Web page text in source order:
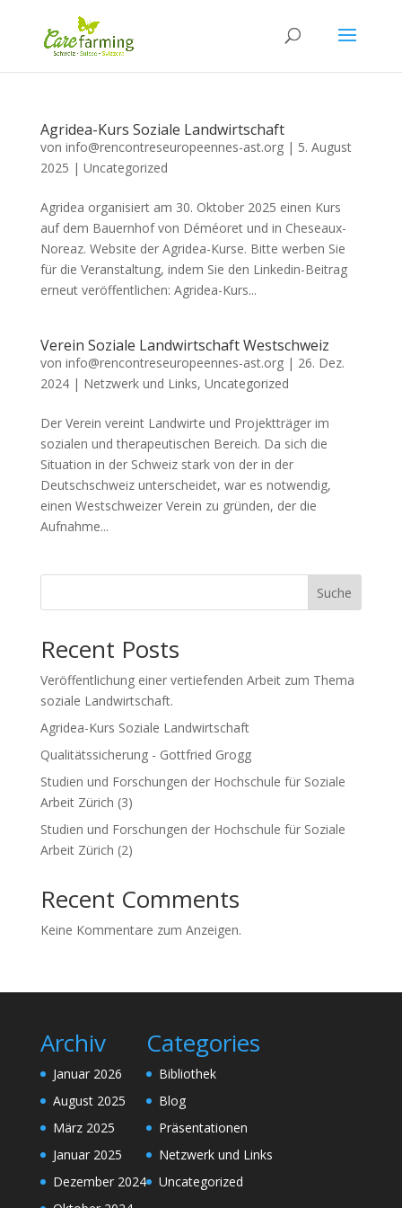
Agridea-Kurs Soziale Landwirtschaft
von info@rencontreseuropeennes-ast.org| 5. August
2025 | Uncategorized
Agridea organisiert am 30. Oktober 2025 einen Kurs
auf dem Bauernhof von Déméoret und in Cheseaux-
Noreaz. Website der Agridea-Kurse. Bitte werben Sie
für die Veranstaltung, indem Sie den Linkedin-Beitrag
erneut veröffentlichen: Agridea-Kurs...
Verein Soziale Landwirtschaft Westschweiz
von info@rencontreseuropeennes-ast.org| 26. Dez.
2024| Netzwerk und Links, Uncategorized
Der Verein vereint Landwirte und Projektträger im
sozialen und therapeutischen Bereich. Da sich die
Situation in der Schweiz stark von der in der
Deutschschweiz unterscheidet, war es notwendig,
einen Westschweizer Verein zu gründen, der die
Aufnahme...
Suche
Recent Posts
Veröffentlichung einer vertiefenden Arbeit zum Thema
soziale Landwirtschaft.
Agridea-Kurs Soziale Landwirtschaft
Qualitätssicherung - Gottfried Grogg
Studien und Forschungen der Hochschule für Soziale
Arbeit Zürich (3)
Studien und Forschungen der Hochschule für Soziale
Arbeit Zürich (2)
Recent Comments
Keine Kommentare zum Anzeigen.
Archiv
Januar 2026
August 2025
März 2025
Januar 2025
Dezember 2024
Categories
Bibliothek
Blog
Präsentationen
Netzwerk und Links
Uncategorized